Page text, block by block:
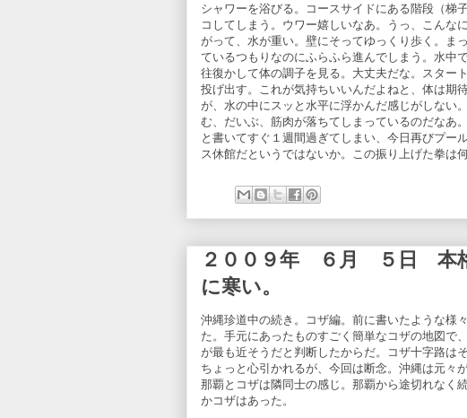
シャワーを浴びる。コースサイドにある階段（梯
コしてしまう。ウワー嬉しいなあ。うっ、こんな
がって、水が重い。壁にそってゆっくり歩く。ま
ているつもりなのにふらふら進んでしまう。水中
往復かして体の調子を見る。大丈夫だな。スター
投げ出す。これが気持ちいいんだよねと、体は期
が、水の中にスッと水平に浮かんだ感じがしない
む、だいぶ、筋肉が落ちてしまっているのだなあ
と書いてすぐ１週間過ぎてしまい、今日再びプー
ス休館だというではないか。この振り上げた拳は
２００９年 ６月 ５日 本
に寒い。
沖縄珍道中の続き。コザ編。前に書いたような様
た。手元にあったものすごく簡単なコザの地図で
が最も近そうだと判断したからだ。コザ十字路は
ちょっと心引かれるが、今回は断念。沖縄は元々
那覇とコザは隣同士の感じ。那覇から途切れなく
かコザはあった。